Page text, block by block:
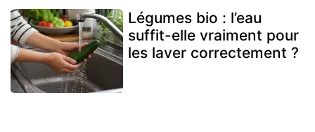
Légumes bio : l’eau
suffit-elle vraiment pour
les laver correctement ?